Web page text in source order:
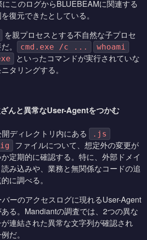
このログからBLUEBEAMに関連する
復元できたとしている。
を親プロセスとする不自然な子プロセ
。
cmd.exe /c ...
whoami
といったコマンドが実行されていな
タリングする。
んと異常なUser-Agentをつかむ
ディレクトリ内にある
.js
ファイルについて、想定外の変更が
定期的に確認する。特に、外部ドメイ
み込みや、業務と無関係なコードの追
に調べる。
ーのアクセスログに現れるUser-Agent
る。Mandiantの調査では、2つの異な
連結された異常な文字列が確認され
だ。